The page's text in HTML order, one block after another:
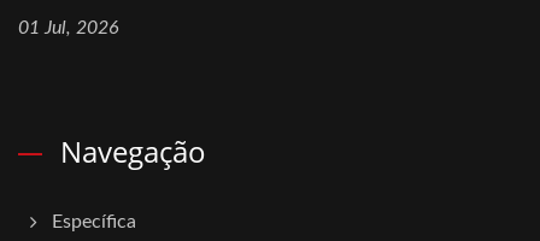
01 Jul, 2026
Navegação
Específica